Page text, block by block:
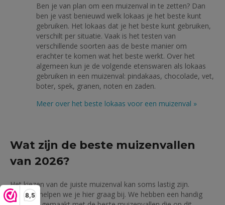
8,5
Ben je van plan om een muizenval in te zetten? Dan
ben je vast benieuwd welk lokaas je het beste kunt
gebruiken. Het lokaas dat je het beste kunt gebruiken,
verschilt per situatie. Vaak is het testen van
verschillende soorten aas de beste manier om
erachter te komen wat het beste werkt. Over het
algemeen kun je de volgende etenswaren als lokaas
gebruiken in een muizenval: pindakaas, chocolade, vet,
boter, spek, granen, noten en zaden.
Meer over het beste lokaas voor een muizenval »
Wat zijn de beste muizenvallen
van 2026?
Het kiezen van de juiste muizenval kan soms lastig zijn.
Daarom helpen we je hier graag bij. We hebben een handig